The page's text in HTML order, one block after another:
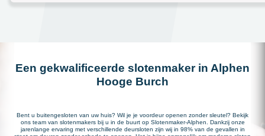
Een gekwalificeerde slotenmaker in Alphen
Hooge Burch
Bent u buitengesloten van uw huis? Wil je je voordeur openen zonder sleutel? Bekijk
ons team van slotenmakers bij u in de buurt op Slotenmaker-Alphen. Dankzij onze
jarenlange ervaring met verschillende deursloten zijn wij in 98% van de gevallen in